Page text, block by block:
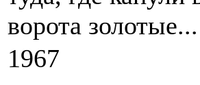
ворота золотые...
1967